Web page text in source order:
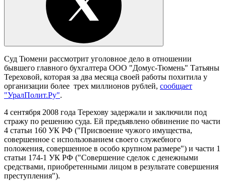
Суд Тюмени рассмотрит уголовное дело в отношении
бывшего главного бухгалтера ООО "Домус-Тюмень" Татьяны
Тереховой, которая за два месяца своей работы похитила у
организации более трех миллионов рублей, сообщает
"УралПолит.Ру".
4 сентября 2008 года Терехову задержали и заключили под
стражу по решению суда. Ей предъявлено обвинение по части
4 статьи 160 УК РФ ("Присвоение чужого имущества,
совершенное с использованием своего служебного
положения, совершенное в особо крупном размере") и части 1
статьи 174-1 УК РФ ("Совершение сделок с денежными
средствами, приобретенными лицом в результате совершения
преступления").